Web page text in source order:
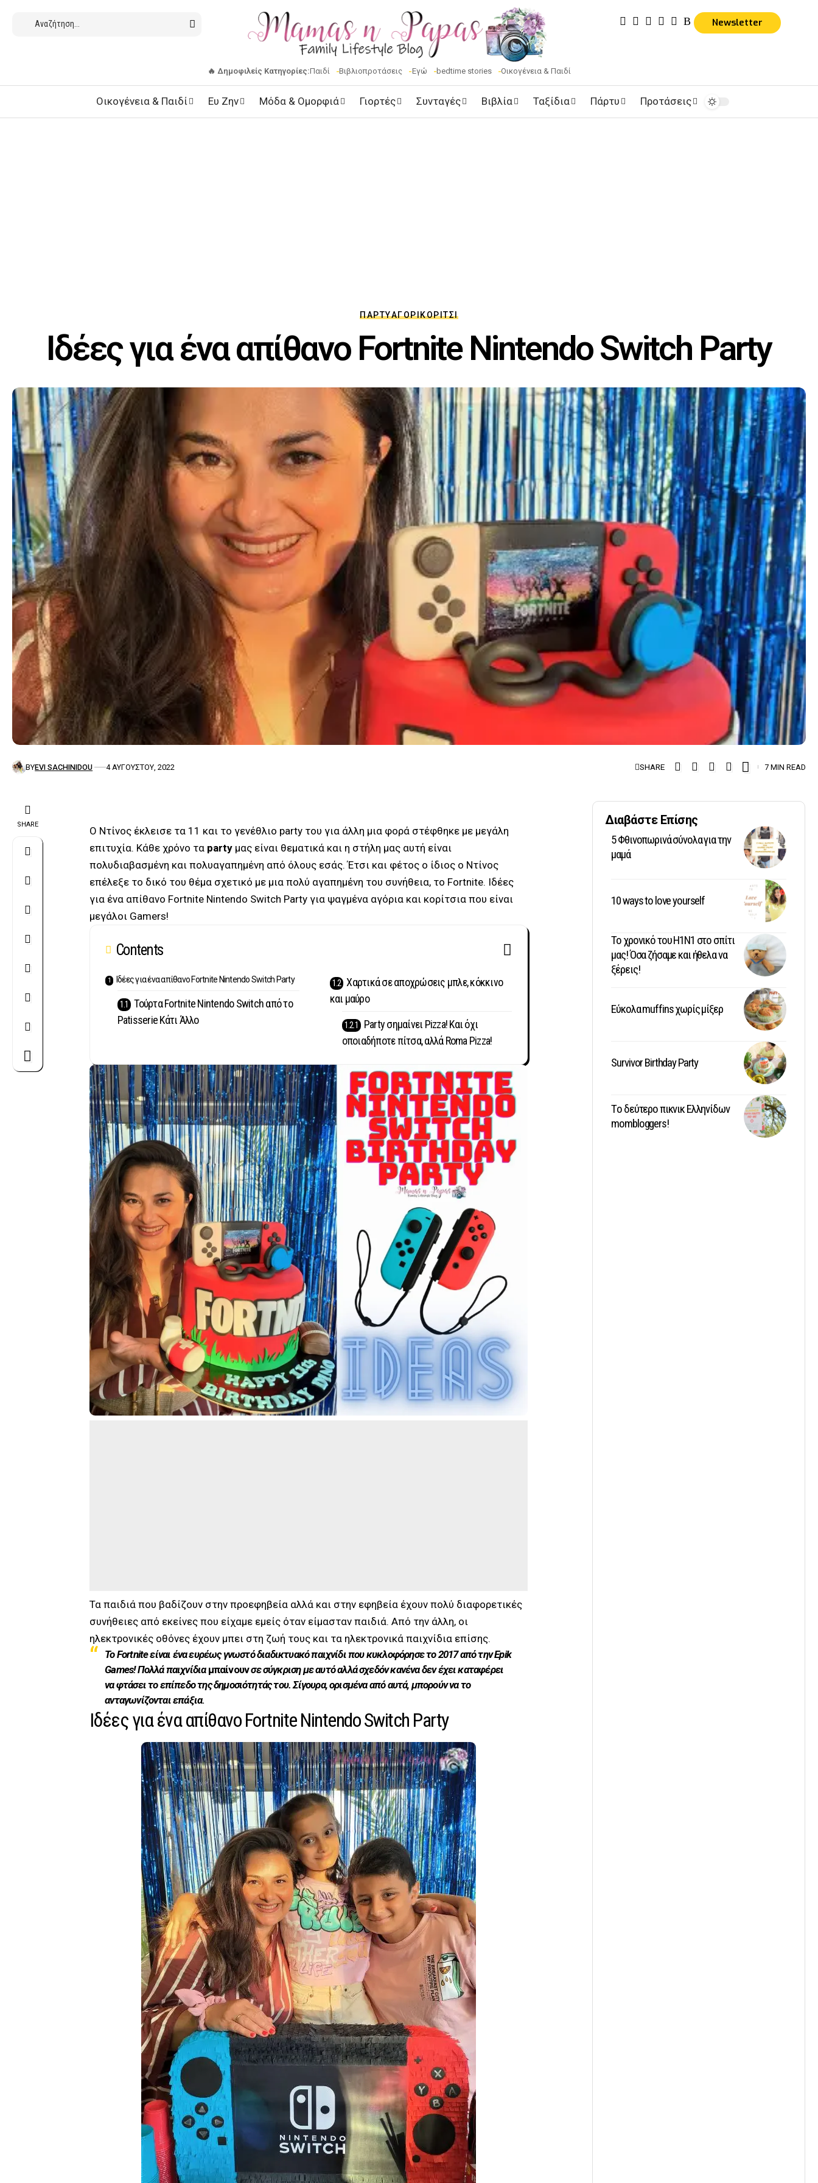
🔥 Δημοφιλείς Κατηγορίες:Παιδί Βιβλιοπροτάσεις Εγώ bedtime stories Οικογένεια & Παιδί
Newsletter
Οικογένεια & Παιδί Ευ Ζην Μόδα & Ομορφιά Γιορτές Συνταγές Βιβλία Ταξίδια Πάρτυ Προτάσεις
ΠΆΡΤΥΑΓΌΡΙΚΟΡΊΤΣΙ
Ιδέες για ένα απίθανο Fortnite Nintendo Switch Party
BYEVI SACHINIDOU 4 ΑΥΓΟΎΣΤΟΥ, 2022 SHARE 7 MIN READ
SHARE
Ο Ντίνος έκλεισε τα 11 και το γενέθλιο party του για άλλη μια φορά στέφθηκε με μεγάλη
επιτυχία. Κάθε χρόνο τα party μας είναι θεματικά και η στήλη μας αυτή είναι
πολυδιαβασμένη και πολυαγαπημένη από όλους εσάς. Έτσι και φέτος ο ίδιος ο Ντίνος
επέλεξε το δικό του θέμα σχετικό με μια πολύ αγαπημένη του συνήθεια, το Fortnite. Ιδέες
για ένα απίθανο Fortnite Nintendo Switch Party για ψαγμένα αγόρια και κορίτσια που είναι
μεγάλοι Gamers!
Contents
Ιδέες για ένα απίθανο Fortnite Nintendo Switch Party
Τούρτα Fortnite Nintendo Switch από το
Patisserie Κάτι Άλλο
Χαρτικά σε αποχρώσεις μπλε, κόκκινο
και μαύρο
Party σημαίνει Pizza! Και όχι
οποιαδήποτε πίτσα, αλλά Roma Pizza!
Τα παιδιά που βαδίζουν στην προεφηβεία αλλά και στην εφηβεία έχουν πολύ διαφορετικές
συνήθειες από εκείνες που είχαμε εμείς όταν είμασταν παιδιά. Από την άλλη, οι
ηλεκτρονικές οθόνες έχουν μπει στη ζωή τους και τα ηλεκτρονικά παιχνίδια επίσης.
To Fortnite είναι ένα ευρέως γνωστό διαδικτυακό παιχνίδι που κυκλοφόρησε το 2017 από την Epik
Games! Πολλά παιχνίδια μπαίνουνσε σύγκριση με αυτό αλλά σχεδόν κανένα δεν έχει καταφέρει
να φτάσει το επίπεδο της δημοσιότητάς του. Σίγουρα, ορισμένα από αυτά, μπορούν να το
ανταγωνίζονται επάξια.
Ιδέες για ένα απίθανο Fortnite Nintendo Switch Party
Διαβάστε Επίσης
5 Φθινοπωρινά σύνολα για την
μαμά
10 ways to love yourself
Το χρονικό του Η1Ν1 στο σπίτι
μας! Όσα ζήσαμε και ήθελα να
ξέρεις!
Εύκολα muffins χωρίς μίξερ
Survivor Birthday Party
Tο δεύτερο πικνικ Ελληνίδων
mombloggers!